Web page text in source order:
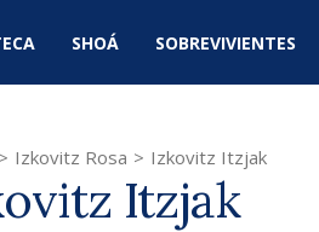
SHOÁ SOBREVIVIENTES
> Izkovitz Rosa > Izkovitz Itzjak
Itzjak